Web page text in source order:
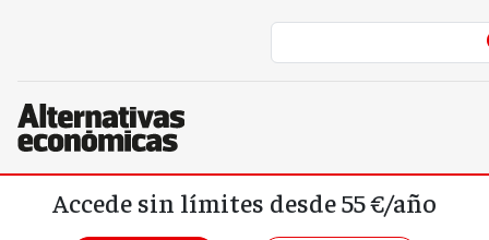
Pasar al contenido principal
Accede sin límites desde 55 €/año